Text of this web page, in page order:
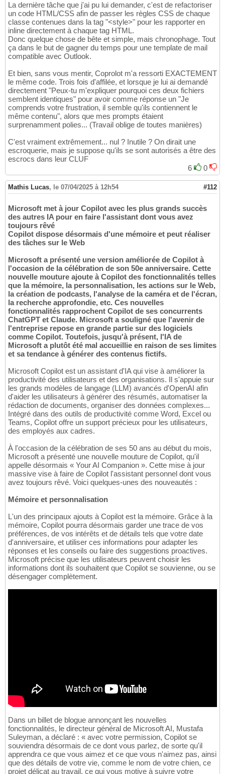
La dernière tâche que j'ai pu lui demander, c'est de refactoriser
un code HTML/CSS afin de passer les règles CSS de chaque
classe contenues dans la tag "<style>" pour les rapporter en
inline directement à chaque tag HTML.
Donc quelque chose de bête et simple, mais chronophage. Tout
ça dans le but de gagner du temps pour une template de mail
compatible avec Outlook.
Et bien, sans vous mentir, Coprolot m'a ressorti EXACTEMENT
le même code. Trois fois d'affilée, et lorsque je lui ai demandé
directement "Peux-tu m'expliquer pourquoi ces deux fichiers
semblent identiques" pour avoir comme réponse un "Je
comprends votre frustration, il semble qu'ils contiennent le
même contenu", alors que mes prompts étaient
surprenamment polies... (Travail oblige de toutes manières)
C'est vraiment extrêmement... nul ? Inutile ? On dirait une
escroquerie, mais je suppose qu'ils se sont autorisés a être des
escrocs dans leur CLUF
6
0
Mathis Lucas, le 07/04/2025 à 12h54 #112
Microsoft met à jour Copilot avec les plus grands succès
des autres IA pour en faire l'assistant dont vous avez
toujours rêvé
Copilot dispose désormais d'une mémoire et peut réaliser
des tâches sur le Web
Microsoft a présenté une version améliorée de Copilot à
l'occasion de la célébration de son 50e anniversaire. Cette
nouvelle mouture ajoute à Copilot des fonctionnalités telles
que la mémoire, la personnalisation, les actions sur le Web,
la création de podcasts, l'analyse de la caméra et de l'écran,
la recherche approfondie, etc. Ces nouvelles
fonctionnalités rapprochent Copilot de ses concurrents
ChatGPT et Claude. Microsoft a souligné que l'avenir de
l'entreprise repose en grande partie sur des logiciels
comme Copilot. Toutefois, jusqu'à présent, l'IA de
Microsoft a plutôt été mal accueillie en raison de ses limites
et sa tendance à générer des contenus fictifs.
Microsoft Copilot est un assistant d'IA qui vise à améliorer la
productivité des utilisateurs et des organisations. Il s'appuie sur
les grands modèles de langage (LLM) avancés d'OpenAI afin
d'aider les utilisateurs à générer des résumés, automatiser la
rédaction de documents, organiser des données complexes...
Intégré dans des outils de productivité comme Word, Excel ou
Teams, Copilot offre un support précieux pour les utilisateurs,
des employés aux cadres.
À l'occasion de la célébration de ses 50 ans au début du mois,
Microsoft a présenté une nouvelle mouture de Copilot, qu'il
appelle désormais « Your AI Companion ». Cette mise à jour
massive vise à faire de Copilot l'assistant personnel dont vous
avez toujours rêvé. Voici quelques-unes des nouveautés :
Mémoire et personnalisation
L'un des principaux ajouts à Copilot est la mémoire. Grâce à la
mémoire, Copilot pourra désormais garder une trace de vos
préférences, de vos intérêts et de détails tels que votre date
d'anniversaire, et utiliser ces informations pour adapter les
réponses et les conseils ou faire des suggestions proactives.
Microsoft précise que les utilisateurs peuvent choisir les
informations dont ils souhaitent que Copilot se souvienne, ou se
désengager complètement.
Dans un billet de blogue annonçant les nouvelles
fonctionnalités, le directeur général de Microsoft AI, Mustafa
Suleyman, a déclaré : « avec votre permission, Copilot se
souviendra désormais de ce dont vous parlez, de sorte qu'il
apprendra ce que vous aimez et ce que vous n'aimez pas, ainsi
que des détails de votre vie, comme le nom de votre chien, ce
projet délicat au travail, ce qui vous motive à suivre votre